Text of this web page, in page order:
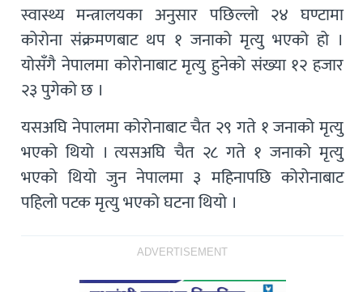
स्वास्थ्य मन्त्रालयका अनुसार पछिल्लो २४ घण्टामा
कोरोना संक्रमणबाट थप १ जनाको मृत्यु भएको हो ।
योसँगै नेपालमा कोरोनाबाट मृत्यु हुनेको संख्या १२ हजार
२३ पुगेको छ ।
यसअघि नेपालमा कोरोनाबाट चैत २९ गते १ जनाको मृत्यु
भएको थियो । त्यसअघि चैत २८ गते १ जनाको मृत्यु
भएको थियो जुन नेपालमा ३ महिनापछि कोरोनाबाट
पहिलो पटक मृत्यु भएको घटना थियो ।
ADVERTISEMENT